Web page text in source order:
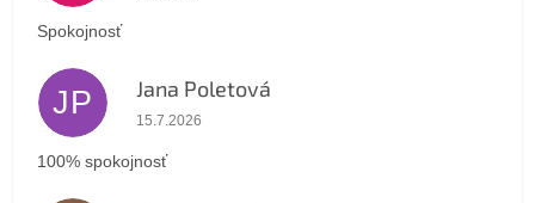
Spokojnosť
JP Jana Poletová
Hodnotenie obchodu je 5 z 5 hviezdičiek.
15.7.2026
100% spokojnosť